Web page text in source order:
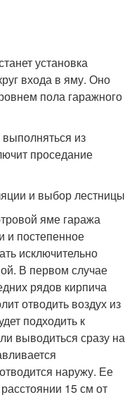
установка
входа в яму. Оно
пола гаражного
из
проседание
и выбор лестницы
яме гаража
и постепенное
исключительно
В первом случае
рядов кирпича
отводить воздух из
подходить к
выводиться сразу на
наружу. Ее
15 см от